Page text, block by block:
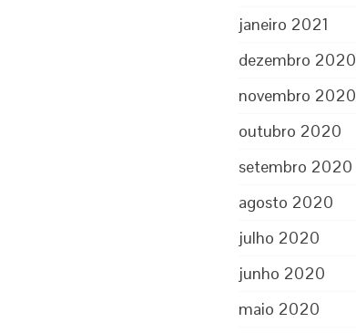
janeiro 2021
dezembro 2020
novembro 2020
outubro 2020
setembro 2020
agosto 2020
julho 2020
junho 2020
maio 2020